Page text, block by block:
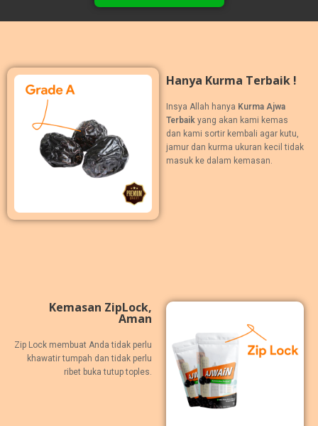
Hanya Kurma Terbaik !
Insya Allah hanya Kurma Ajwa
Terbaik yang akan kami kemas
dan kami sortir kembali agar kutu,
jamur dan kurma ukuran kecil tidak
masuk ke dalam kemasan.
Kemasan ZipLock,
Aman
Zip Lock membuat Anda tidak perlu
khawatir tumpah dan tidak perlu
ribet buka tutup toples.